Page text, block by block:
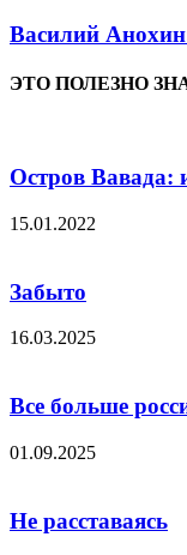
Василий
ЭТО ПОЛЕЗНО
Остров Вавада:
15.01.2022
Забыто
16.03.2025
Все больше
01.09.2025
Не расставаясь